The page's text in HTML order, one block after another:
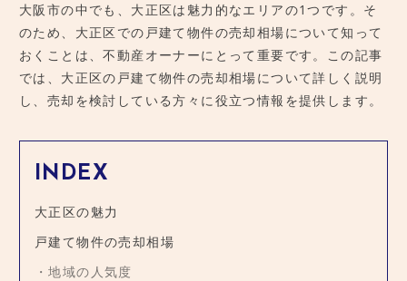
大阪市の中でも、大正区は魅力的なエリアの1つです。そ
のため、大正区での戸建て物件の売却相場について知って
おくことは、不動産オーナーにとって重要です。この記事
では、大正区の戸建て物件の売却相場について詳しく説明
し、売却を検討している方々に役立つ情報を提供します。
INDEX
大正区の魅力
戸建て物件の売却相場
地域の人気度